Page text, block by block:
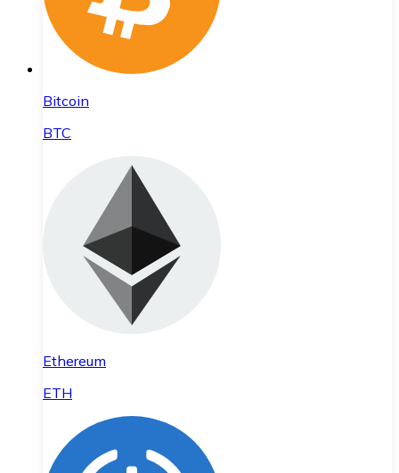
Bitcoin
BTC
Ethereum
ETH